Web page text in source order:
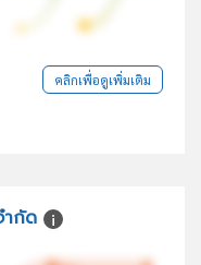
คลิกเพื่อดูเพิ่มเติม
กัด